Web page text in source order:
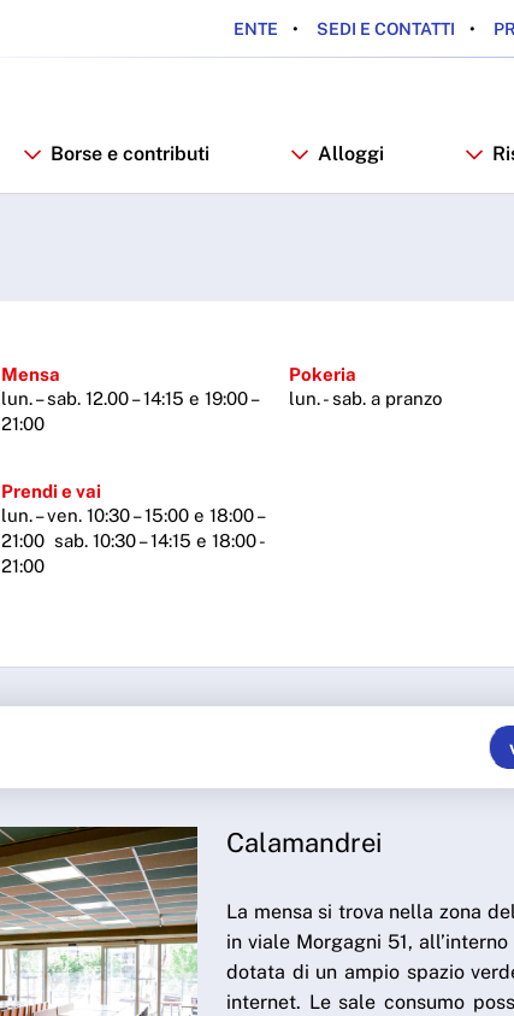
ENTE SEDI E CONTATTI
Borse e contributi Alloggi
Mensa
lun. – sab. 12.00 – 14:15 e 19:00 –
21:00
Prendi e vai
lun. – ven. 10:30 – 15:00 e 18:00 –
21:00 sab. 10:30 – 14:15 e 18:00 -
21:00
Pokeria
lun. - sab. a pranzo
Calamandrei
La mensa si trova nella zona
in viale Morgagni 51,
dotata di un ampio spazio
internet. Le sale consumo